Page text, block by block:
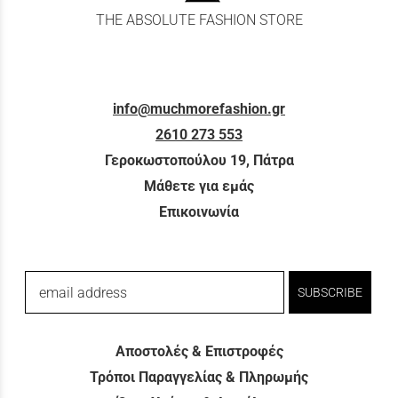
THE ABSOLUTE FASHION STORE
info@muchmorefashion.gr
2610 273 553
Γεροκωστοπούλου 19, Πάτρα
Μάθετε για εμάς
Επικοινωνία
email address SUBSCRIBE
Αποστολές & Επιστροφές
Τρόποι Παραγγελίας & Πληρωμής